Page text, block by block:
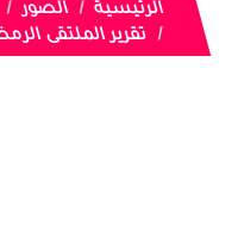
الرئيسية الصور
تقرير الملتقى